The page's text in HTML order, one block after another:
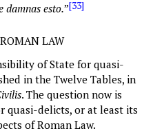
damnas esto.”[33]
LAW
of State for quasi-
in the Twelve Tables, in
. The question now is
quasi-delicts, or at least its
of Roman Law.